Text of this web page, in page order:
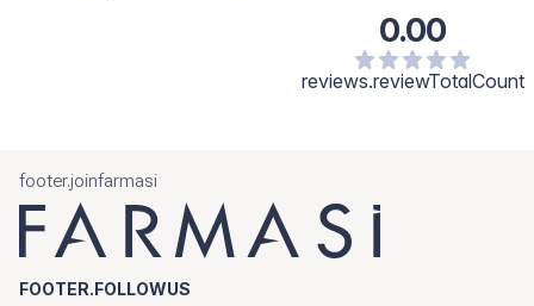
0.00
reviews.reviewTotalCount
footer.joinfarmasi
FOOTER.FOLLOWUS